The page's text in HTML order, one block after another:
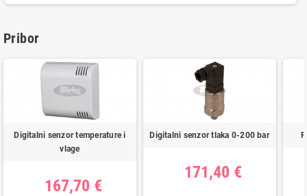
Pribor
Digitalni senzor temperature i
vlage
167,70 €
Digitalni senzor tlaka 0-200 bar
171,40 €